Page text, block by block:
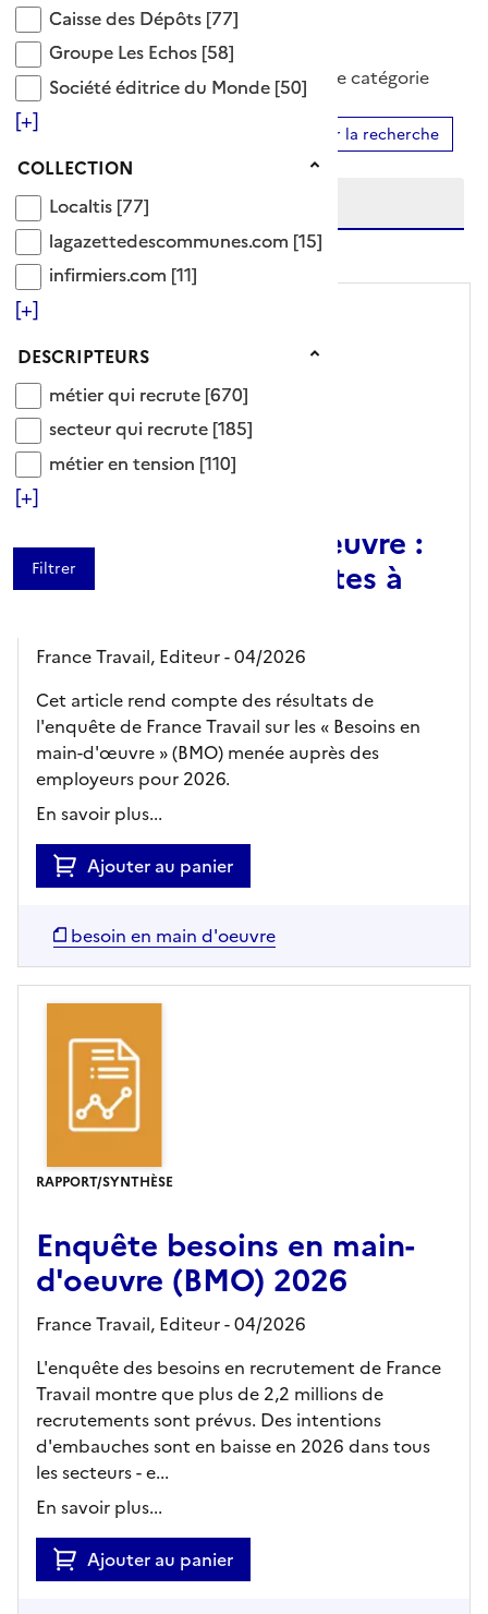
Caisse des Dépôts
Caisse des Dépôts [77]
Groupe Les Echos
Groupe Les Echos [58]
Société éditrice du Monde
Société éditrice du Monde [50]
[+]
Collection
COLLECTION
Localtis
Localtis [77]
lagazettedescommunes.com
lagazettedescommunes.com [15]
infirmiers.com
infirmiers.com [11]
[+]
Descripteurs
DESCRIPTEURS
métier qui recrute
métier qui recrute [670]
secteur qui recrute
secteur qui recrute [185]
métier en tension
métier en tension [110]
[+]
entreprise qui recrute
596 Documents disponibles dans cette catégorie
Affiner la recherche
Etendre la recherche sur
niveau(x) vers le bas
Besoins en main-d'œuvre :
2,28 millions de postes à
France Travail, Editeur- 04/2026
Cet article rend compte des résultats de
l'enquête de France Travail sur les « Besoins en
main-d'œuvre » (BMO) menée auprès des
employeurs pour 2026.
En savoir plus...
Ajouter au panier
besoin en main d'oeuvre
RAPPORT/SYNTHÈSE
Enquête besoins en main-
d'oeuvre (BMO) 2026
France Travail, Editeur- 04/2026
L'enquête des besoins en recrutement de France
Travail montre que plus de 2,2 millions de
recrutements sont prévus. Des intentions
d'embauches sont en baisse en 2026 dans tous
les secteurs - e...
En savoir plus...
Ajouter au panier